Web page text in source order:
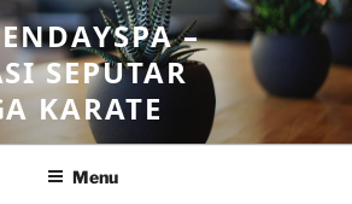
–
SEPUTAR
KARATE
Menu